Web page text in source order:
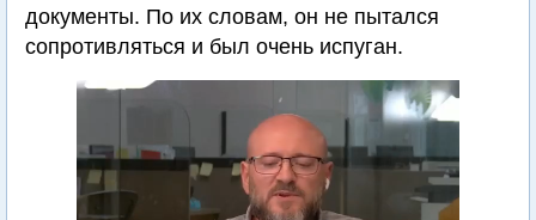
документы. По их словам, он не пытался
сопротивляться и был очень испуган.